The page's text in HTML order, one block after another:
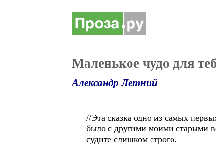
Маленькое чудо для
Александр Летний
//Эта сказка одно из самых
было с другими моими старыми
судите слишком строго.